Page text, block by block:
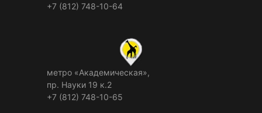
+7 (812) 748-10-64
метро «Академическая»,
пр. Науки 19 к.2
+7 (812) 748-10-65